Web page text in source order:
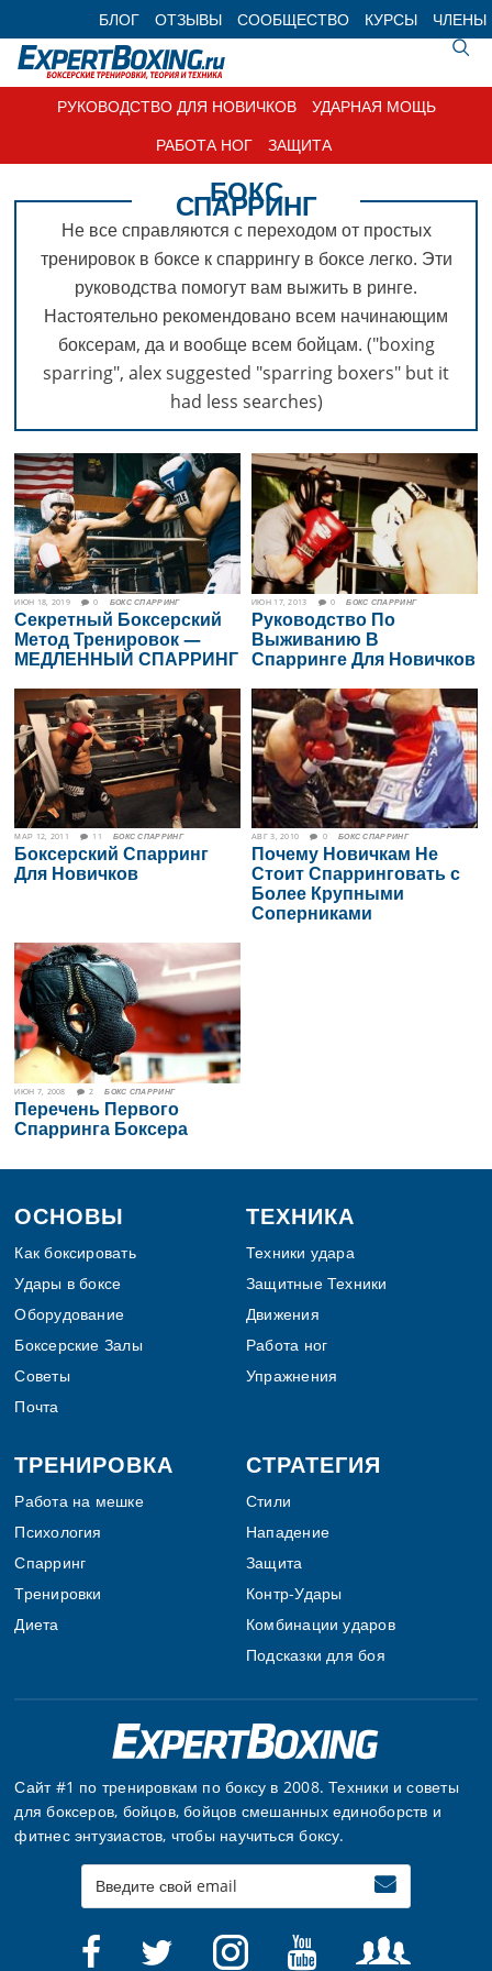
to
primary
navigation
to
main
content
to
footer
БЛОГ ОТЗЫВЫ СООБЩЕСТВО КУРСЫ ЧЛЕНЫ
РУКОВОДСТВО ДЛЯ НОВИЧКОВ
УДАРНАЯ МОЩЬ
РАБОТА НОГ
ЗАЩИТА
БОКС
СПАРРИНГ
Не все справляются с переходом от простых
тренировок в боксе к спаррингу в боксе легко. Эти
руководства помогут вам выжить в ринге.
Настоятельно рекомендовано всем начинающим
боксерам, да и вообще всем бойцам. ("boxing
sparring", alex suggested "sparring boxers" but it
had less searches)
ИЮН 18, 2019 БОКС СПАРРИНГ
0
Секретный Боксерский
Метод Тренировок —
МЕДЛЕННЫЙ СПАРРИНГ
ИЮН 17, 2013 БОКС СПАРРИНГ
0
Руководство По
Выживанию В
Спарринге Для Новичков
МАР 12, 2011 БОКС СПАРРИНГ
11
Боксерский Спарринг
Для Новичков
АВГ 3, 2010 БОКС СПАРРИНГ
0
Почему Новичкам Не
Стоит Спарринговать с
Более Крупными
Соперниками
ИЮН 7, 2008 БОКС СПАРРИНГ
2
Перечень Первого
Спарринга Боксера
Footer
ОСНОВЫ
Как боксировать
Удары в боксе
Оборудование
Боксерские Залы
Советы
Почта
ТЕХНИКА
Техники удара
Защитные Техники
Движения
Работа ног
Упражнения
ТРЕНИРОВКА
Работа на мешке
Психология
Спарринг
Тренировки
Диета
СТРАТЕГИЯ
Стили
Нападение
Защита
Контр-Удары
Комбинации ударов
Подсказки для боя
Сайт #1 по тренировкам по боксу в 2008. Техники и советы
для боксеров, бойцов, бойцов смешанных единоборств и
фитнес энтузиастов, чтобы научиться боксу.
your